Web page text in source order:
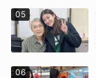
05
06